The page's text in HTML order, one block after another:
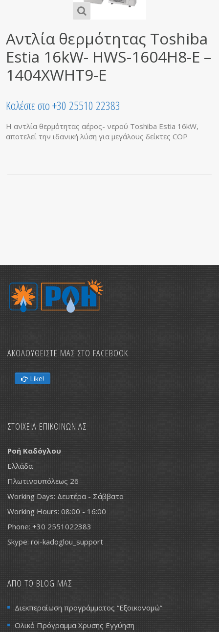
Αντλία θερμότητας Toshiba
Estia 16kW- HWS-1604H8-E –
1404XWHT9-E
Καλέστε στο +30 25510 22383
Η αντλία θερμότητας αέρος- νερού Toshiba Estia 16kW,
αποτελεί την ιδανική λύση για μεγάλους δείκτες COP
ΑΚΟΛΟΥΘΕΙΣΤΕ ΜΑΣ ΣΤΟ FACEBOOK
Like!
ΣΤΟΙΧΕΙΑ ΕΠΙΚΟΙΝΩΝΙΑΣ
Ροή Καδόγλου
Ελλάδα
Πλωτινουπόλεως 26
Working Days: Δευτέρα - Σάββατο
Working Hours: 08:00 - 16:00
Phone: +30 2551022383
Skype: roi-kadoglou_support
ΑΠΟ ΤΟ BLOG ΜΑΣ
Διεκπεραίωση προγράμματος “Εξοικονομώ”
Ολικό Πρόγραμμα Χρυσής Εγγύηση